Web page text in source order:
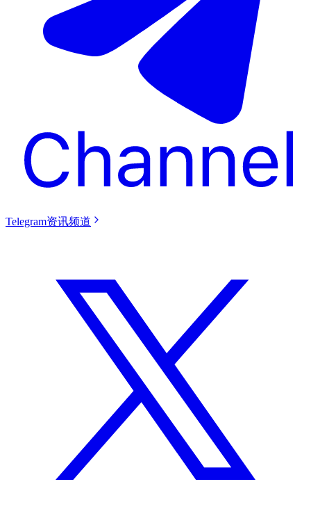
Telegram资讯频道